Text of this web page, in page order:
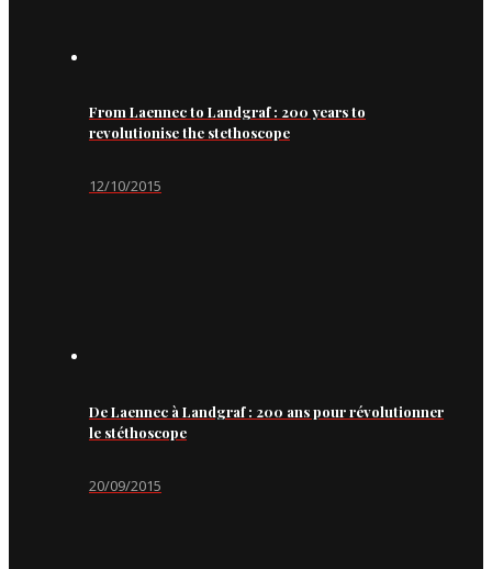
From Laennec to Landgraf : 200 years to
revolutionise the stethoscope
12/10/2015
De Laennec à Landgraf : 200 ans pour révolutionner
le stéthoscope
20/09/2015